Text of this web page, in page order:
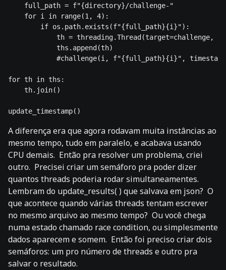
    full_path = f"{directory}/challenge-"
    for i in range(1, 4):
        if os.path.exists(f"{full_path}{i}"):
th = threading.Thread(target=challenge,
            ths.append(th)
#challenge(i, f"{full_path}{i}",
for th in ths:
    th.join()
A diferença era que agora rodavam muita instâncias ao
mesmo tempo, tudo em paralelo, e acabava usando
CPU demais. Então pra resolver um problema, criei
outro. Precisei criar um semáforo pra poder dizer
quantos threads poderia rodar simultaneamentes.
Lembram do update_results( ) que salvava em json? O
que acontece quando várias threads tentam escrever
no mesmo arquivo ao mesmo tempo? Ou você chega
numa estado chamado race condition, ou simplesmente
dados aparecem e somem. Então foi preciso criar dois
semáforos: um pro número de threads e outro pra
salvar o resultado.